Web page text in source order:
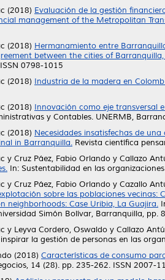
(2018) Evaluación de la gestión
management of the Metropolitan
(2018) Hermanamiento entre
between the cities of
0798-1015
(2018) Industria de la madera en
(2018) Innovación como eje transversal
y Contables. UNERMB,
(2018) Necesidades insatisfechas de
in Barranquilla. Revista científica
y Cruz Páez, Fabio Orlando y Callazo
In: Sustentabilidad en las
y Cruz Páez, Fabio Orlando y Cazallo
sobre las poblaciones
neighborhoods: Case Uribia, La Guajira.
Simón Bolívar, Barranquilla, pp.
y Leyva Cordero, Oswaldo y Callazo
la gestión de personas en las
(2018) Características de consumo
14 (28). pp. 235-262. ISSN 2007-